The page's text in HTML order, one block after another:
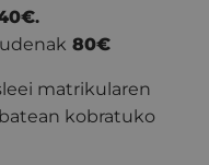
.
80€
matrikularen
kobratuko